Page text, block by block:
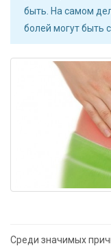
быть. На самом
болей могут быть
Среди значимых